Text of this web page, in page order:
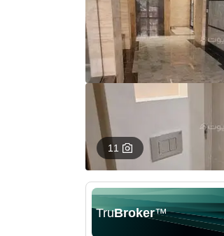
11
TruBroker™